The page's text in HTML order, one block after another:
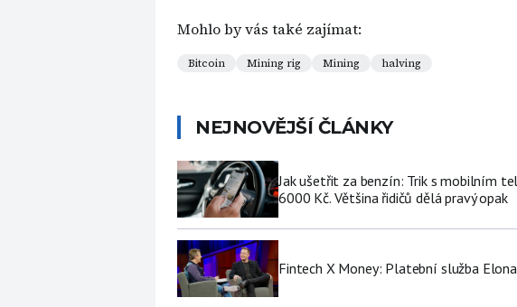
Mohlo by vás také zajímat:
Bitcoin Mining rig Mining halving
NEJNOVĚJŠÍ ČLÁNKY
Jak ušetřit za benzín: Trik s mobilním
6000 Kč. Většina řidičů dělá pravý opak
Fintech X Money: Platební služba